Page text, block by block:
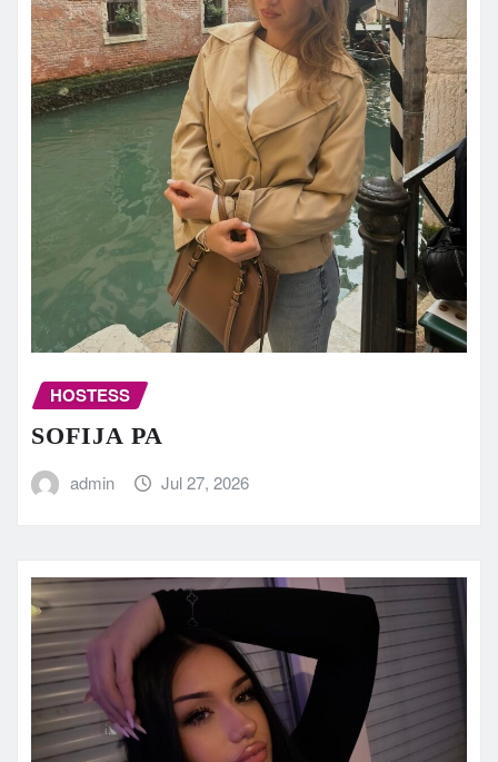
HOSTESS
SOFIJA PA
admin Jul 27, 2026